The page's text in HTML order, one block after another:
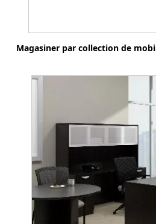
Magasiner par collection de